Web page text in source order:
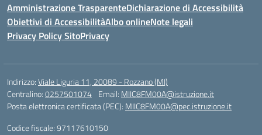
Amministrazione TrasparenteDichiarazione di Accessibilità
Obiettivi di AccessibilitàAlbo onlineNote legali
Privacy Policy SitoPrivacy
Indirizzo:Viale Liguria 11, 20089 - Rozzano (MI)
Centralino:0257501074 Email: MIIC8FM00A@istruzione.it
Posta elettronica certificata (PEC): MIIC8FM00A@pec.istruzione.it
Codice fiscale: 97117610150